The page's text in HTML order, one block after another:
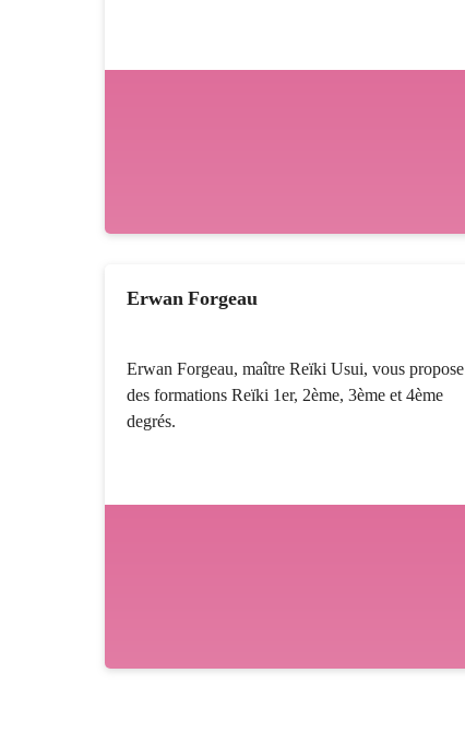
Erwan Forgeau
Erwan Forgeau, maître Reïki Usui, vous propose
des formations Reïki 1er, 2ème, 3ème et 4ème
degrés.